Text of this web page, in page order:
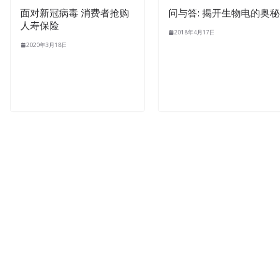
面对新冠病毒 消费者抢购
人寿保险
2020年3月18日
问与答: 揭开生物电的奥秘
2018年4月17日